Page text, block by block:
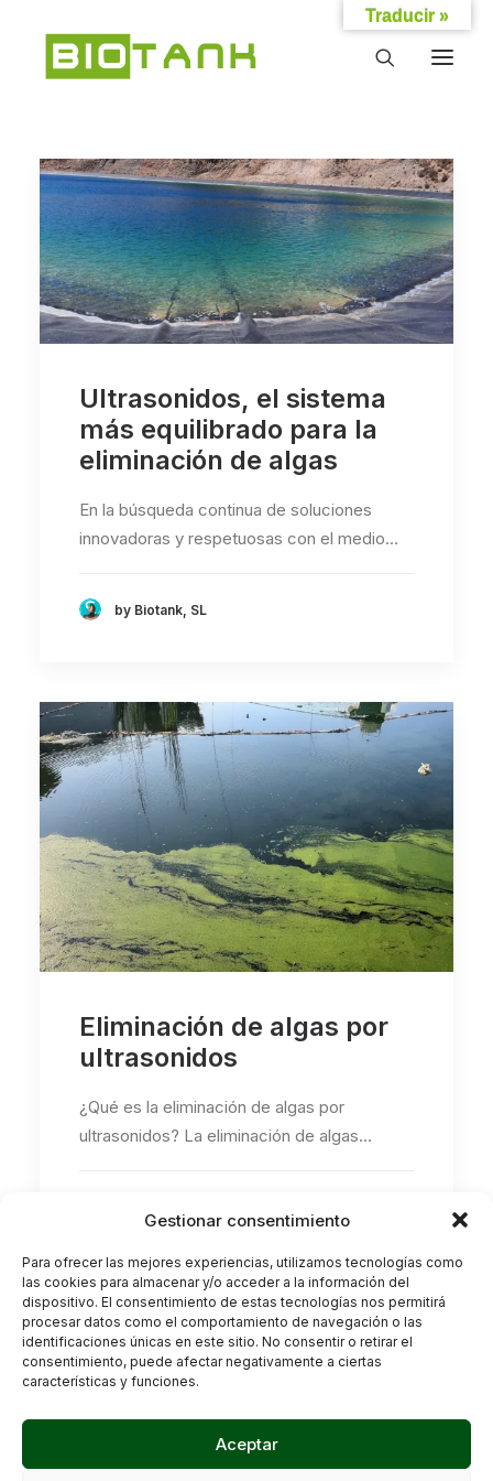
Gestionar consentimiento
Para ofrecer las mejores experiencias, utilizamos tecnologías como
las cookies para almacenar y/o acceder a la información del
dispositivo. El consentimiento de estas tecnologías nos permitirá
procesar datos como el comportamiento de navegación o las
identificaciones únicas en este sitio. No consentir o retirar el
consentimiento, puede afectar negativamente a ciertas
características y funciones.
Aceptar
Ultrasonidos, el sistema
más equilibrado para la
eliminación de algas
En la búsqueda continua de soluciones
innovadoras y respetuosas con el medio…
by Biotank, SL
Eliminación de algas por
ultrasonidos
¿Qué es la eliminación de algas por
ultrasonidos? La eliminación de algas…
Traducir »